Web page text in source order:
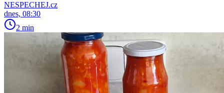
NESPECHEJ.cz
dnes, 08:30
2 min